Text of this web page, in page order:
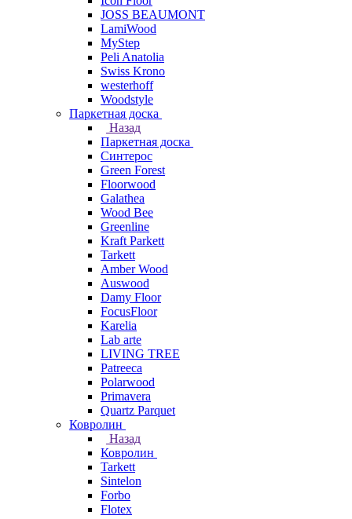
JOSS BEAUMONT
LamiWood
MyStep
Peli Anatolia
Swiss Krono
westerhoff
Woodstyle
Паркетная доска
Назад
Паркетная доска
Синтерос
Green Forest
Floorwood
Galathea
Wood Bee
Greenline
Kraft Parkett
Tarkett
Amber Wood
Auswood
Damy Floor
FocusFloor
Karelia
Lab arte
LIVING TREE
Patreeca
Polarwood
Primavera
Quartz Parquet
Ковролин
Назад
Ковролин
Tarkett
Sintelon
Forbo
Flotex